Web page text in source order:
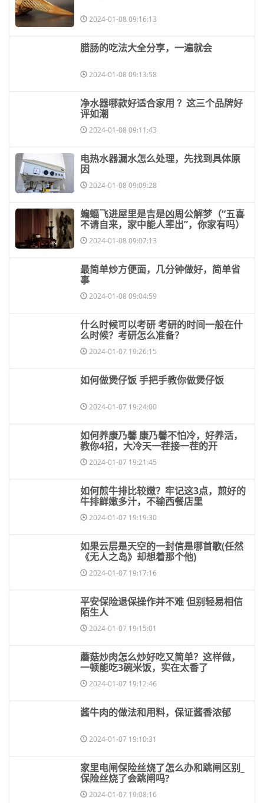
2024-01-08 09:16:13
​腊肠的吃法大全分享，一遍就会
2024-01-08 09:13:58
​净水器哪款好适合家用 ？这三个品牌好
评如潮
2024-01-08 09:11:43
​电热水器漏水怎么处理，先找到具体原
因
2024-01-08 09:09:28
​蝙蝠飞进屋里是吉是凶周公解梦（“五喜
不请自来，家中能人辈出”，你家有吗）
2024-01-08 09:07:13
​最简单炒方便面，几分钟做好，简单省
事
2024-01-08 09:04:59
​什么时候可以考研 考研的时间一般在什
么时候？考研怎么准备？
2024-01-07 19:26:15
​如何做煲仔饭 手把手教你做煲仔饭
2024-01-07 19:24:00
​如何养康乃馨 康乃馨不怕冷，好养活，
教你4招，大冷天一茬接一茬的开
2024-01-07 19:21:45
​如何煎牛排比较嫩？牢记这3点，煎好的
牛排鲜嫩多汁，不输西餐店里
2024-01-07 19:19:30
​如果云层是天空的一封信是哪首歌(任然
《无人之岛》却想着那个他)
2024-01-07 19:17:16
​平安保险退保操作并不难 但别轻易相信
陌生人
2024-01-07 19:15:01
​蘑菇炒肉怎么炒好吃又简单？这样做，
一顿能吃3碗米饭，实在太香了
2024-01-07 19:12:46
​酱牛肉的做法和用料，保证酱香浓郁
2024-01-07 19:10:31
​家里电闸保险丝烧了怎么办和跳闸区别_
保险丝烧了会跳闸吗?
2024-01-07 19:08:16